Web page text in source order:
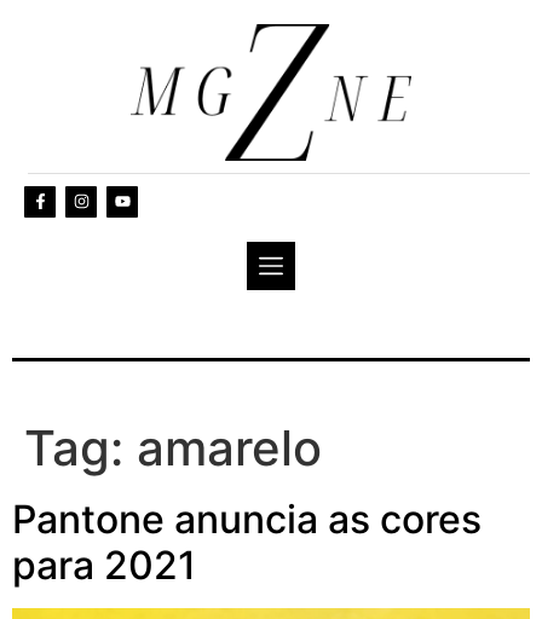
Tag: amarelo
Pantone anuncia as cores
para 2021